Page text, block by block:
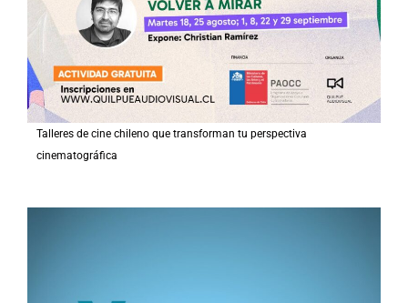
Talleres de cine chileno que transforman tu perspectiva
cinematográfica